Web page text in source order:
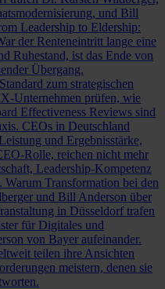
und Bill
Leadership to Eldership:
der Renteneintritt lange eine
Ruhestand, ist das Ende von
Übergang.
zum strategischen
Unternehmen prüfen, wie
Effectiveness Reviews sind
CEOs in Deutschland
Leistung und Ergebnisstärke,
Rolle, reichen nicht mehr
Leadership-Kompetenz
Warum Transformation bei den
und Bill Anderson über
in Düsseldorf trafen
für Digitales und
von Bayer aufeinander.
teilen ihre Ansichten
meistern, denen sie